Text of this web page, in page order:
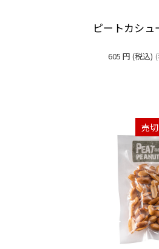
ピートカシ
605 円 (税込)
売